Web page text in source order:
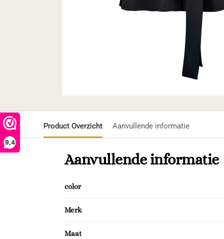
9,4
Product Overzicht Aanvullende informatie
Aanvullende informatie
color
Merk
Maat